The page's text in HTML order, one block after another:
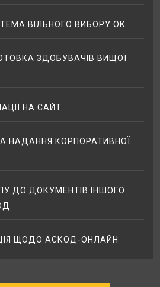
ВІЛЬНОГО ВИБОРУ ОК
ЗДОБУВАЧІВ ВИЩОЇ
НА САЙТ
НАДАННЯ КОРПОРАТИВНОЇ
ДО ДОКУМЕНТІВ ІНШОГО
ЩОДО АСКОД-ОНЛАЙН